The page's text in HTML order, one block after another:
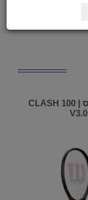
מחבט טניס | CLASH 100
V3.0